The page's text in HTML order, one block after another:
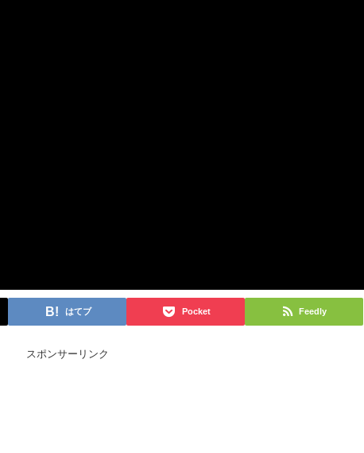
はてブ Pocket Feedly
スポンサーリンク